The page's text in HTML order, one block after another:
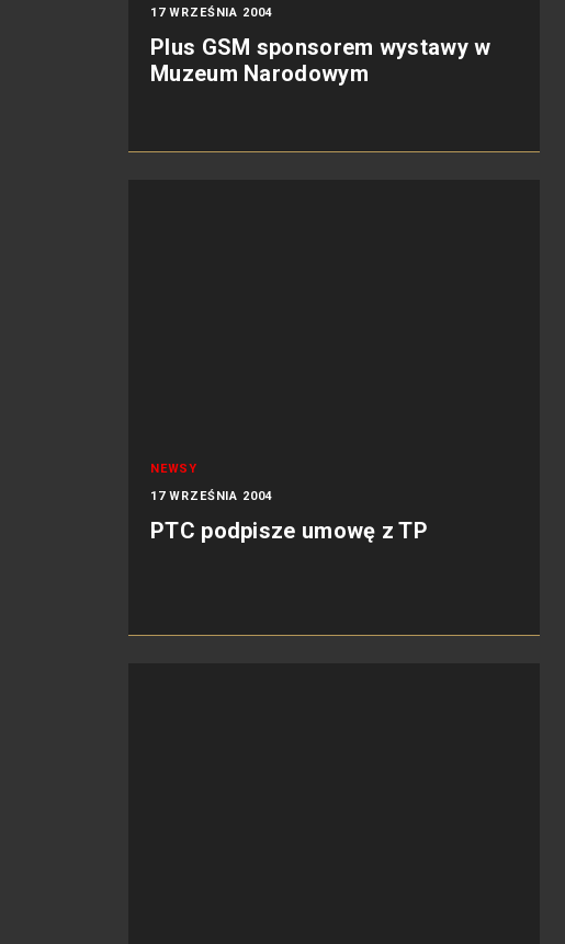
17 WRZEŚNIA 2004
Plus GSM sponsorem wystawy w
Muzeum Narodowym
NEWSY
17 WRZEŚNIA 2004
PTC podpisze umowę z TP